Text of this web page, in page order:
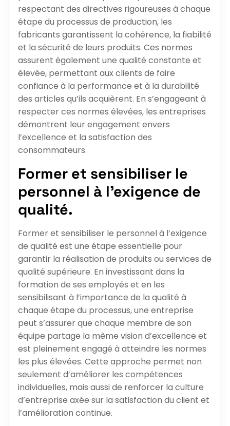
respectant des directives rigoureuses à chaque
étape du processus de production, les
fabricants garantissent la cohérence, la fiabilité
et la sécurité de leurs produits. Ces normes
assurent également une qualité constante et
élevée, permettant aux clients de faire
confiance à la performance et à la durabilité
des articles qu’ils acquièrent. En s’engageant à
respecter ces normes élevées, les entreprises
démontrent leur engagement envers
l’excellence et la satisfaction des
consommateurs.
Former et sensibiliser le
personnel à l’exigence de
qualité.
Former et sensibiliser le personnel à l’exigence
de qualité est une étape essentielle pour
garantir la réalisation de produits ou services de
qualité supérieure. En investissant dans la
formation de ses employés et en les
sensibilisant à l’importance de la qualité à
chaque étape du processus, une entreprise
peut s’assurer que chaque membre de son
équipe partage la même vision d’excellence et
est pleinement engagé à atteindre les normes
les plus élevées. Cette approche permet non
seulement d’améliorer les compétences
individuelles, mais aussi de renforcer la culture
d’entreprise axée sur la satisfaction du client et
l’amélioration continue.